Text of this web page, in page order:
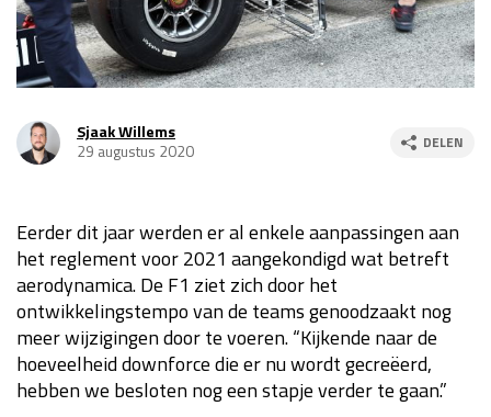
GP VERENIGDE STATEN 2026 23 - 25 okt
Kwalificatie
za 23:00 - 00:00
GP MEXICO 2026 30 okt - 01 nov
GP SÃO PAULO 2026
Kwalificatie
za 19:00 - 20:00
Race
zo 18:00 - 20:00
LAS VEGAS GRAND PRIX 2026 20 - 22 nov
Sjaak Willems
29 augustus 2020
DELEN
Eerder dit jaar werden er al enkele aanpassingen aan
het reglement voor 2021 aangekondigd wat betreft
aerodynamica. De F1 ziet zich door het
ontwikkelingstempo van de teams genoodzaakt nog
meer wijzigingen door te voeren. “Kijkende naar de
hoeveelheid downforce die er nu wordt gecreëerd,
hebben we besloten nog een stapje verder te gaan.”